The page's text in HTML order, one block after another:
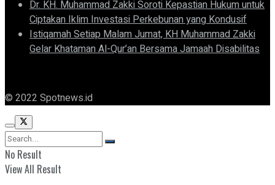
Dr. KH. Muhammad Zakki Soroti Kepastian Hukum untuk
Ciptakan Iklim Investasi Perkebunan yang Kondusif
Istiqamah Setiap Malam Jumat, KH Muhammad Zakki
Gelar Khataman Al-Qur’an Bersama Jamaah Disabilitas
© 2022 Spotnews.id
No Result
View All Result